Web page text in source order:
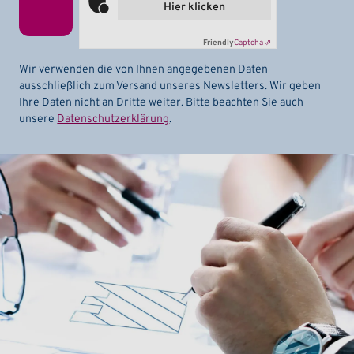
Hier klicken
FriendlyCaptcha ⇗
Wir verwenden die von Ihnen angegebenen Daten
ausschließlich zum Versand unseres Newsletters. Wir geben
Ihre Daten nicht an Dritte weiter. Bitte beachten Sie auch
unsere Datenschutzerklärung.